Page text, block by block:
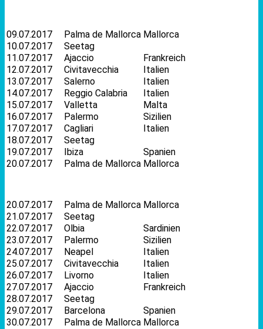
09.07.2017 Palma de Mallorca Mallorca
10.07.2017
Seetag
11.07.2017
Ajaccio
Frankreich
12.07.2017
Civitavecchia
Italien
13.07.2017
Salerno
Italien
14.07.2017
Reggio Calabria
Italien
15.07.2017
Valletta
Malta
16.07.2017
Palermo
Sizilien
17.07.2017
Cagliari
Italien
18.07.2017
Seetag
19.07.2017
Ibiza
Spanien
20.07.2017
Palma de Mallorca Mallorca
20.07.2017 Palma de Mallorca Mallorca
21.07.2017
Seetag
22.07.2017
Olbia
Sardinien
23.07.2017
Palermo
Sizilien
24.07.2017
Neapel
Italien
25.07.2017
Civitavecchia
Italien
26.07.2017
Livorno
Italien
27.07.2017
Ajaccio
Frankreich
28.07.2017
Seetag
29.07.2017
Barcelona
Spanien
30.07.2017
Palma de Mallorca Mallorca